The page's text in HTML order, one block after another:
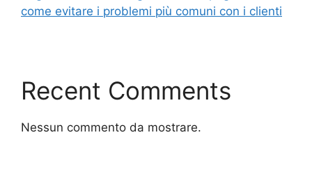
come evitare i problemi più comuni con i clienti
Recent Comments
Nessun commento da mostrare.